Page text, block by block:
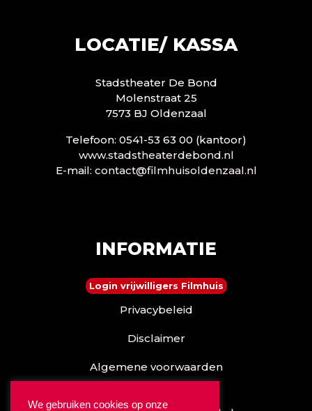
LOCATIE/ KASSA
Stadstheater De Bond
Molenstraat 25
7573 BJ Oldenzaal
Telefoon: 0541-53 63 00 (kantoor)
www.stadstheaterdebond.nl
E-mail: contact@filmhuisoldenzaal.nl
INFORMATIE
Login vrijwilligers Filmhuis
Privacybeleid
Disclaimer
Algemene voorwaarden
We gebruiken cookies op onze